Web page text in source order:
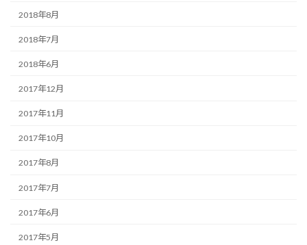
2018年8月
2018年7月
2018年6月
2017年12月
2017年11月
2017年10月
2017年8月
2017年7月
2017年6月
2017年5月